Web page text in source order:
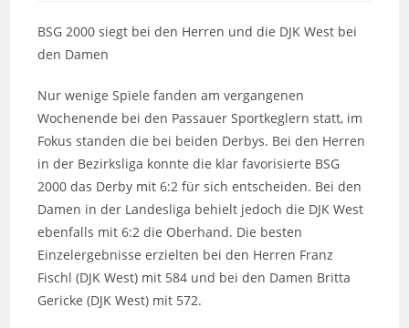
BSG 2000 siegt bei den Herren und die DJK West bei
den Damen
Nur wenige Spiele fanden am vergangenen
Wochenende bei den Passauer Sportkeglern statt, im
Fokus standen die bei beiden Derbys. Bei den Herren
in der Bezirksliga konnte die klar favorisierte BSG
2000 das Derby mit 6:2 für sich entscheiden. Bei den
Damen in der Landesliga behielt jedoch die DJK West
ebenfalls mit 6:2 die Oberhand. Die besten
Einzelergebnisse erzielten bei den Herren Franz
Fischl (DJK West) mit 584 und bei den Damen Britta
Gericke (DJK West) mit 572.